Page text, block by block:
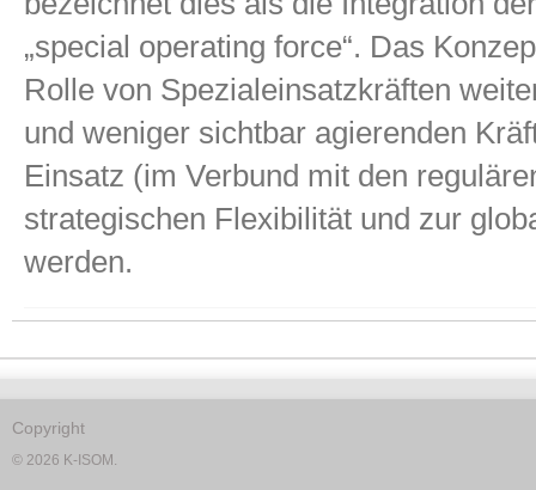
„special operating force“. Das
Rolle von Spezialeinsatzkräften
und weniger sichtbar agierenden
Einsatz (im Verbund mit den
strategischen Flexibilität und zur
werden.
Copyright
© 2026 K-ISOM.